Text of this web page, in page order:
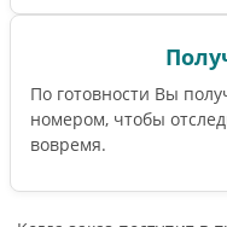
По готовности Вы
номером, чтобы
вовремя.